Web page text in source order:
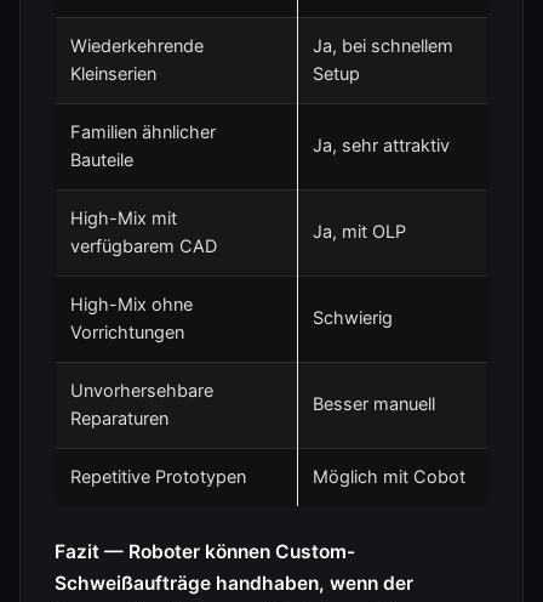
Wiederkehrende
Kleinserien
Ja, bei schnellem
Setup
Familien ähnlicher
Bauteile
Ja, sehr attraktiv
High-Mix mit
verfügbarem CAD
Ja, mit OLP
High-Mix ohne
Vorrichtungen
Schwierig
Unvorhersehbare
Reparaturen
Besser manuell
Repetitive Prototypen Möglich mit Cobot
Fazit — Roboter können Custom-
Schweißaufträge handhaben, wenn der